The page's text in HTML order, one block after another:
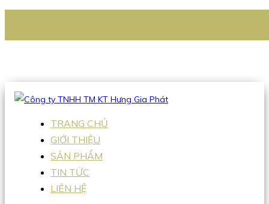
Hotline:0938 336 079
TRANG CHỦ
GIỚI THIỆU
SẢN PHẨM
TIN TỨC
LIÊN HỆ